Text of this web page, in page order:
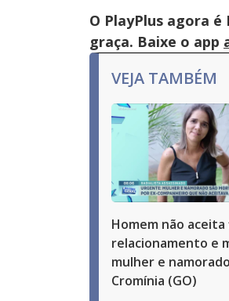
O PlayPlus agora é
graça. Baixe o app
VEJA TAMBÉM
Homem não aceita
relacionamento e
mulher e
Cromínia (GO)